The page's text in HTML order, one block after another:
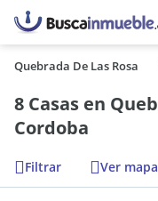
Quebrada De Las Rosa
8 Casas en
Cordoba
Filtrar Ver mapa